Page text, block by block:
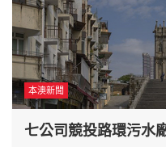
本澳新聞
七公司競投路環污水